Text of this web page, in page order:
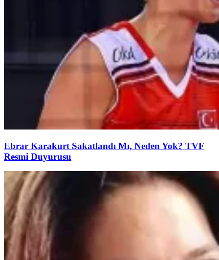
Ebrar Karakurt Sakatlandı Mı, Neden Yok? TVF
Resmi Duyurusu